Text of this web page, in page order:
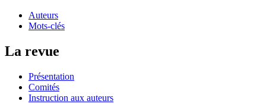
Auteurs
Mots-clés
La revue
Présentation
Comités
Instruction aux auteurs